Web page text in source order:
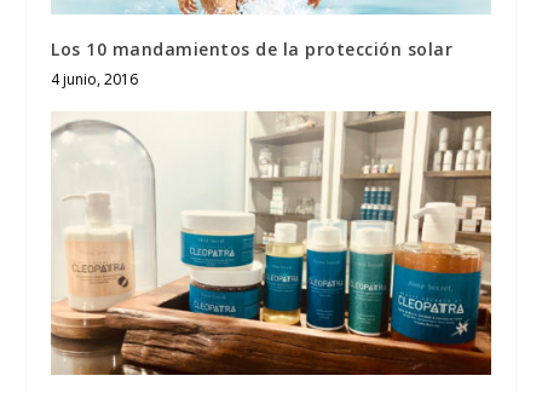
Los 10 mandamientos de la protección solar
4 junio, 2016